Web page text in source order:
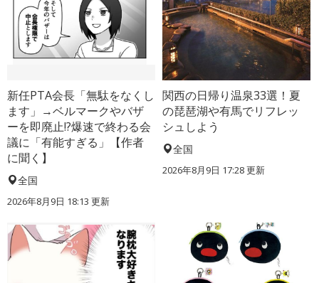
新任PTA会長「無駄をなくし
ます」→ベルマークやバザ
ーを即廃止!?爆速で終わる会
議に「有能すぎる」【作者
に聞く】
全国
2026年8月9日 18:13 更新
関西の日帰り温泉33選！夏
の琵琶湖や有馬でリフレッ
シュしよう
全国
2026年8月9日 17:28更新